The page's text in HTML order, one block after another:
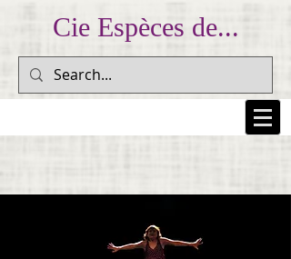
Cie Espèces de...
... Prendre au peuple sa colère et la lui rendre pour
l'inscrire dans la mémoire collective... (Dario Fo)